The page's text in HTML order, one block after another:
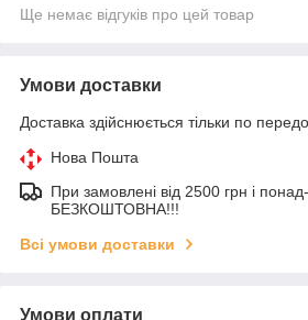
Ще немає відгуків про цей товар
Умови доставки
Доставка здійснюється тільки по
Нова Пошта
При замовлені від 2500 грн і
БЕЗКОШТОВНА!!!
Всі умови доставки
Умови оплати